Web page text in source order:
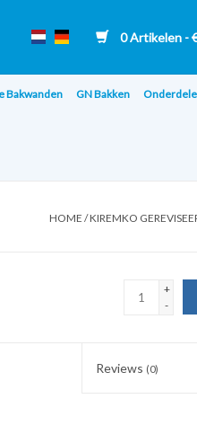
0 Artikelen -
Bakwanden GN Bakken
HOME /KIREMKO
+
-
Reviews (0)